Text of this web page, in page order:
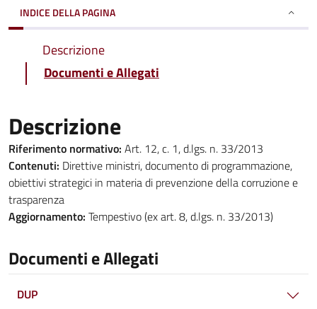
INDICE DELLA PAGINA
Descrizione
Documenti e Allegati
Descrizione
Riferimento normativo: Art. 12, c. 1, d.lgs. n. 33/2013
Contenuti: Direttive ministri, documento di programmazione,
obiettivi strategici in materia di prevenzione della corruzione e
trasparenza
Aggiornamento: Tempestivo (ex art. 8, d.lgs. n. 33/2013)
Documenti e Allegati
DUP